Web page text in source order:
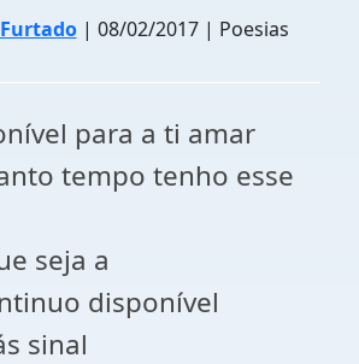
| 08/02/2017 | Poesias
para a ti amar
tempo tenho esse
seja a
disponível
sinal